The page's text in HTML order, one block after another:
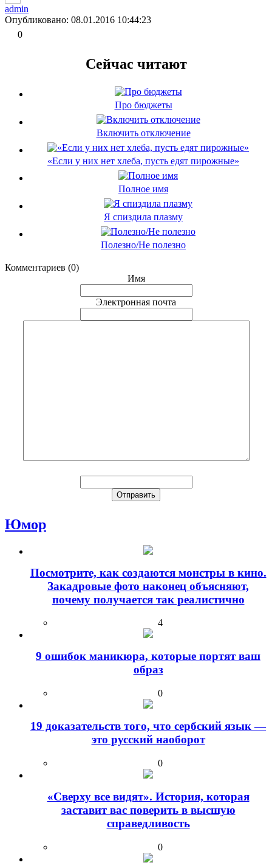
admin
Опубликовано: 08.01.2016 10:44:23
0
Сейчас читают
Про бюджеты
Включить отключение
«Если у них нет хлеба, пусть едят пирожные»
Полное имя
Я спиздила плазму
Полезно/Не полезно
Комментариев (0)
Имя
Электронная почта
Юмор
Посмотрите, как создаются монстры в кино.
Закадровые фото наконец объясняют,
почему получается так реалистично
4
9 ошибок маникюра, которые портят ваш
образ
0
19 доказательств того, что сербский язык —
это русский наоборот
0
«Сверху все видят». История, которая
заставит вас поверить в высшую
справедливость
0